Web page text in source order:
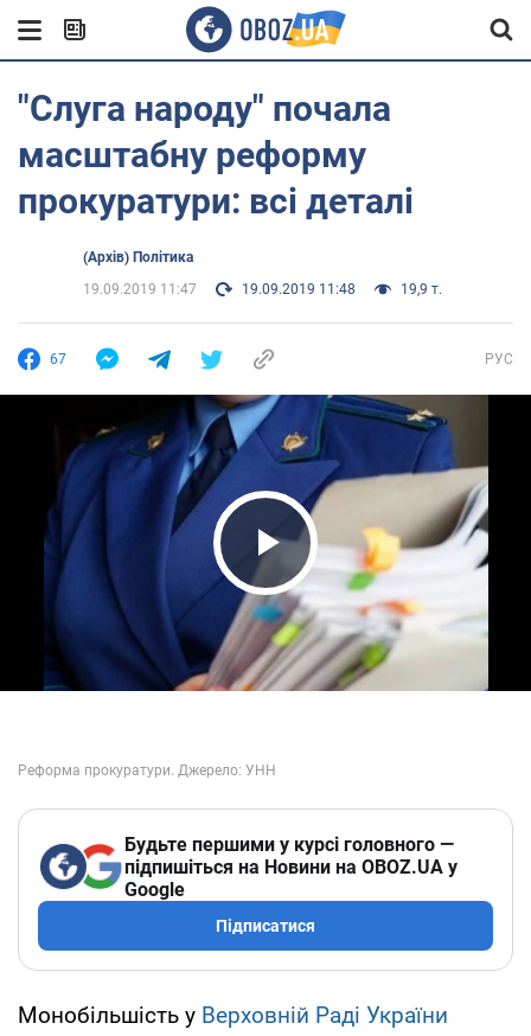
"Слуга народу" почала
масштабну реформу
прокуратури: всі деталі
(Архів) Політика
19.09.2019 11:47
19.09.2019 11:48 19,9 т.
67 РУС
Play Video
Будьте першими у курсі головного —
підпишіться на Новини на OBOZ.UA у
Google
Підписатися
Монобільшість у Верховній Раді України